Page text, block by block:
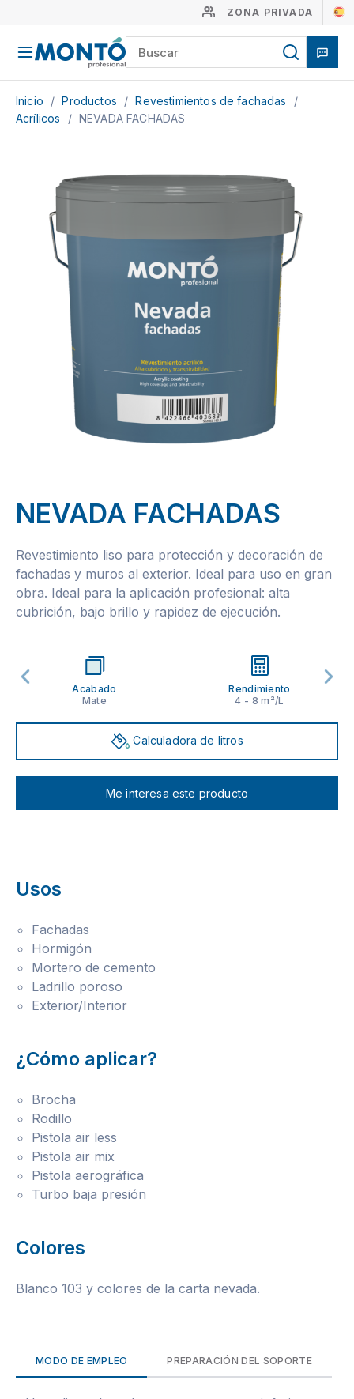
ZONA PRIVADA
Inicio / Productos / Revestimientos de fachadas
/
Acrílicos
/ NEVADA FACHADAS
NEVADA FACHADAS
Revestimiento liso para protección y decoración de
fachadas y muros al exterior. Ideal para uso en gran
obra. Ideal para la aplicación profesional: alta
cubrición, bajo brillo y rapidez de ejecución.
Acabado
Mate
Rendimiento
4 - 8 m²/L
Calculadora de litros
Me interesa este producto
Usos
Fachadas
Hormigón
Mortero de cemento
Ladrillo poroso
Exterior/Interior
¿Cómo aplicar?
Brocha
Rodillo
Pistola air less
Pistola air mix
Pistola aerográfica
Turbo baja presión
Colores
Blanco 103 y colores de la carta nevada.
MODO DE EMPLEO PREPARACIÓN DEL SOPORTE